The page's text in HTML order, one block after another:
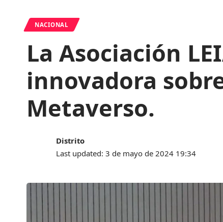
NACIONAL
La Asociación
innovadora
Metaverso.
Last updated: 3 de mayo de 2024 19:34
Distrito